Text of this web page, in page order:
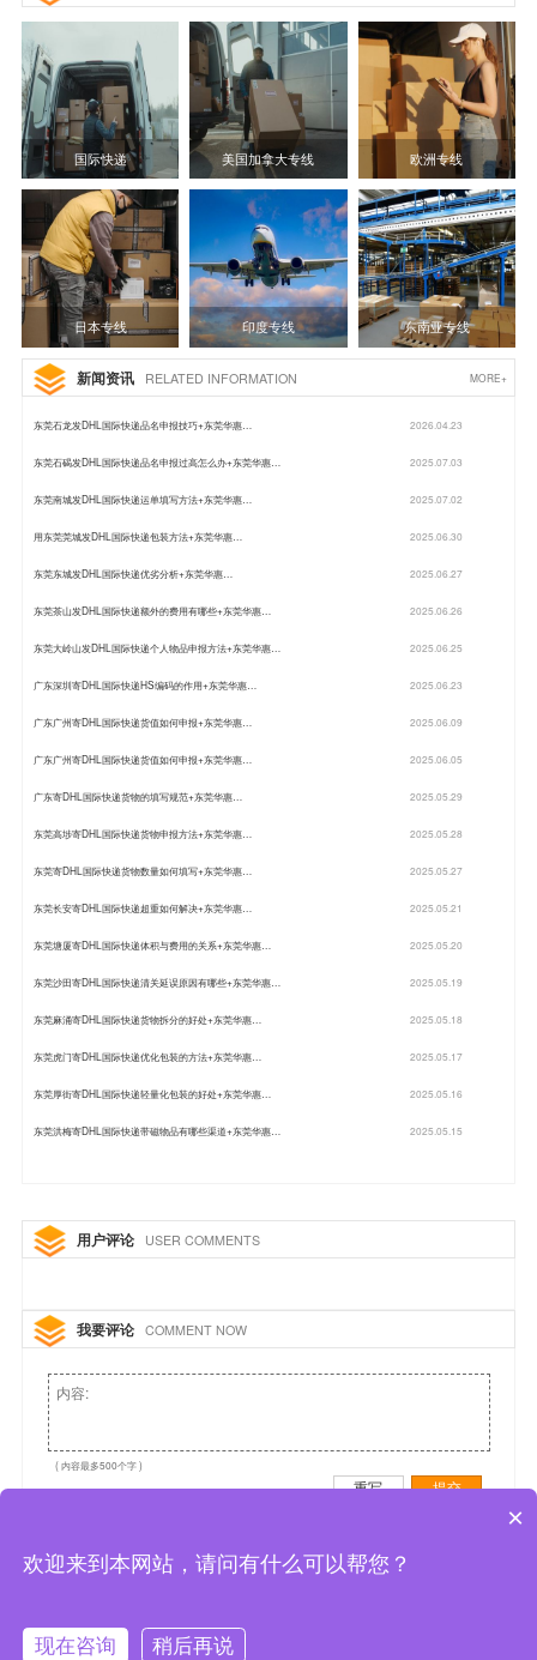
国际快递 美国加拿大专线 欧洲专线
日本专线 印度专线 东南亚专线
新闻资讯 RELATED INFORMATION MORE+
东莞石龙发DHL国际快递品名申报技巧+东莞华惠… 2026.04.23
东莞石碣发DHL国际快递品名申报过高怎么办+东莞华惠… 2025.07.03
东莞南城发DHL国际快递运单填写方法+东莞华惠… 2025.07.02
用东莞莞城发DHL国际快递包装方法+东莞华惠… 2025.06.30
东莞东城发DHL国际快递优劣分析+东莞华惠… 2025.06.27
东莞茶山发DHL国际快递额外的费用有哪些+东莞华惠… 2025.06.26
东莞大岭山发DHL国际快递个人物品申报方法+东莞华惠… 2025.06.25
广东深圳寄DHL国际快递HS编码的作用+东莞华惠… 2025.06.23
广东广州寄DHL国际快递货值如何申报+东莞华惠… 2025.06.09
广东广州寄DHL国际快递货值如何申报+东莞华惠… 2025.06.05
广东寄DHL国际快递货物的填写规范+东莞华惠… 2025.05.29
东莞高埗寄DHL国际快递货物申报方法+东莞华惠… 2025.05.28
东莞寄DHL国际快递货物数量如何填写+东莞华惠… 2025.05.27
东莞长安寄DHL国际快递超重如何解决+东莞华惠… 2025.05.21
东莞塘厦寄DHL国际快递体积与费用的关系+东莞华惠… 2025.05.20
东莞沙田寄DHL国际快递清关延误原因有哪些+东莞华惠… 2025.05.19
东莞麻涌寄DHL国际快递货物拆分的好处+东莞华惠… 2025.05.18
东莞虎门寄DHL国际快递优化包装的方法+东莞华惠… 2025.05.17
东莞厚街寄DHL国际快递轻量化包装的好处+东莞华惠… 2025.05.16
东莞洪梅寄DHL国际快递带磁物品有哪些渠道+东莞华惠… 2025.05.15
用户评论 USER COMMENTS
我要评论 COMMENT NOW
( 内容最多500个字 )
重写 提交
×
欢迎来到本网站，请问有什么可以帮您？
现在咨询 稍后再说